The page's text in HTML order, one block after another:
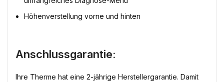
Höhenverstellung vorne und hinten
Anschlussgarantie:
Ihre Therme hat eine 2-jährige Herstellergarantie. Damit